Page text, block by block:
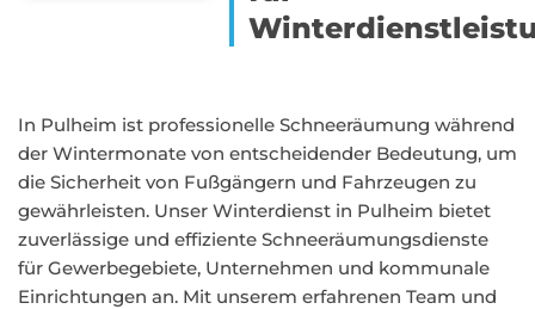
In Pulheim ist professionelle Schneeräumung während
der Wintermonate von entscheidender Bedeutung, um
die Sicherheit von Fußgängern und Fahrzeugen zu
gewährleisten. Unser Winterdienst in Pulheim bietet
zuverlässige und effiziente Schneeräumungsdienste
für Gewerbegebiete, Unternehmen und kommunale
Einrichtungen an. Mit unserem erfahrenen Team und